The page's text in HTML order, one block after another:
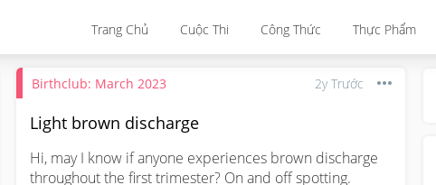
Trang Chủ Cuộc Thi Công Thức Thực Phẩm
Birthclub: March 2023 2y Trước
Light brown discharge
Hi, may I know if anyone experiences brown discharge
throughout the first trimester? On and off spotting.